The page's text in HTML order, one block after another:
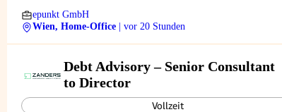
epunkt GmbH
Wien, Home-Office
| vor 20 Stunden
Debt Advisory – Senior Consultant
to Director
Vollzeit